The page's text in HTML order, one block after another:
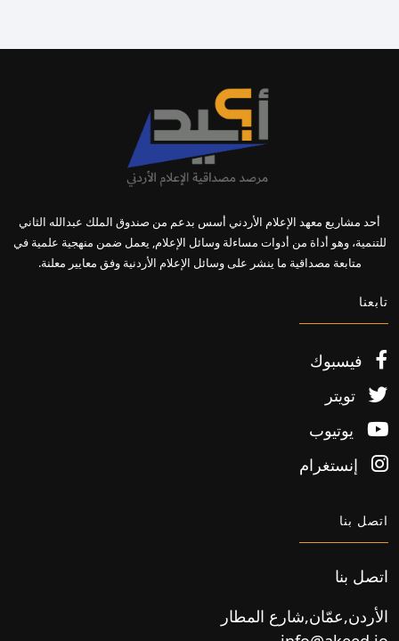
أحد مشاريع معهد الإعلام الأردني أسس بدعم من صندوق الملك عبدالله الثاني
للتنمية، وهو أداة من أدوات مساءلة وسائل الإعلام, يعمل ضمن منهجية علمية في
متابعة مصداقية ما ينشر على وسائل الإعلام الأردنية وفق معايير معلنة.
تابعنا
فيسبوك
تويتر
يوتيوب
إنستغرام
اتصل بنا
اتصل بنا
الأردن,عمّان,شارع المطار